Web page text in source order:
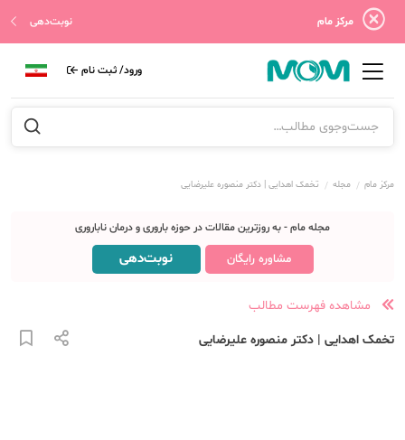
مرکز مام نوبت‌دهی
ورود/ ثبت نام
مرکز مام مجله تخمک اهدایی | دکتر منصوره علیرضایی
مجله مام - به روزترین مقالات در حوزه باروری و درمان ناباروری
مشاوره رایگان نوبت‌دهی
مشاهده فهرست مطالب
تخمک اهدایی | دکتر منصوره علیرضایی